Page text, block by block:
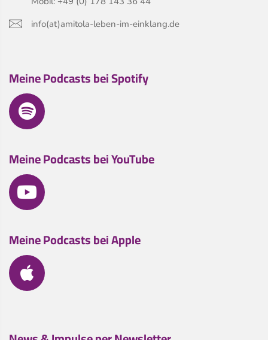
info(at)amitola-leben-im-einklang.de
Meine Podcasts bei Spotify
Meine Podcasts bei YouTube
Meine Podcasts bei Apple